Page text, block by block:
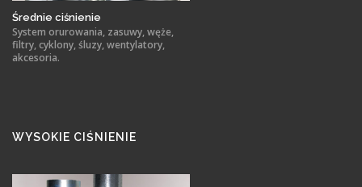
Średnie ciśnienie
System orurowania, zasuwy, węże,
filtry, cyklony, śluzy, wentylatory,
akcesoria.
WYSOKIE CIŚNIENIE